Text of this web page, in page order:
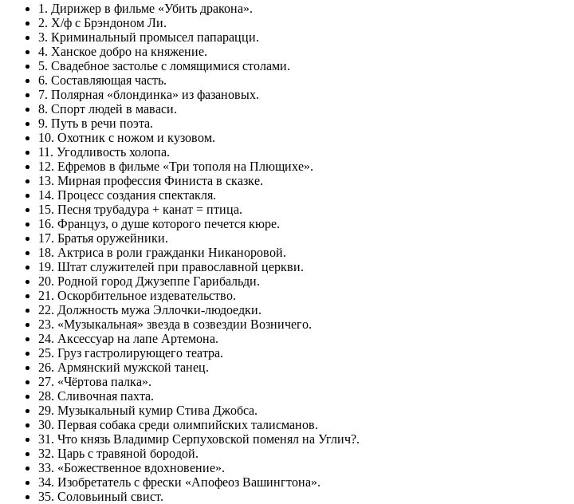
1. Дирижер в фильме «Убить дракона».
2. Х/ф с Брэндоном Ли.
3. Криминальный промысел папарацци.
4. Ханское добро на княжение.
5. Свадебное застолье с ломящимися столами.
6. Составляющая часть.
7. Полярная «блондинка» из фазановых.
8. Спорт людей в маваси.
9. Путь в речи поэта.
10. Охотник с ножом и кузовом.
11. Угодливость холопа.
12. Ефремов в фильме «Три тополя на Плющихе».
13. Мирная профессия Финиста в сказке.
14. Процесс создания спектакля.
15. Песня трубадура + канат = птица.
16. Француз, о душе которого печется кюре.
17. Братья оружейники.
18. Актриса в роли гражданки Никаноровой.
19. Штат служителей при православной церкви.
20. Родной город Джузеппе Гарибальди.
21. Оскорбительное издевательство.
22. Должность мужа Эллочки-людоедки.
23. «Музыкальная» звезда в созвездии Возничего.
24. Аксессуар на лапе Артемона.
25. Груз гастролирующего театра.
26. Армянский мужской танец.
27. «Чёртова палка».
28. Сливочная пахта.
29. Музыкальный кумир Стива Джобса.
30. Первая собака среди олимпийских талисманов.
31. Что князь Владимир Серпуховской поменял на Углич?.
32. Царь с травяной бородой.
33. «Божественное вдохновение».
34. Изобретатель с фрески «Апофеоз Вашингтона».
35. Соловьиный свист.